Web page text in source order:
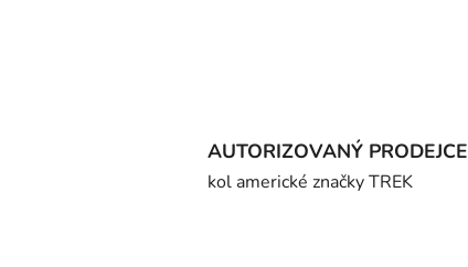
AUTORIZOVANÝ PRODEJCE
kol americké značky TREK